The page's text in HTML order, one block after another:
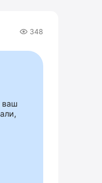
348
ваш